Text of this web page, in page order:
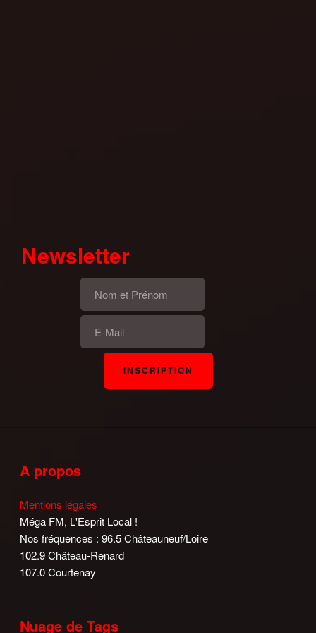
Newsletter
A propos
Mentions légales
Méga FM, L'Esprit Local !
Nos fréquences : 96.5 Châteauneuf/Loire
102.9 Château-Renard
107.0 Courtenay
Nuage de Tags